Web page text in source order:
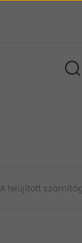
A felújított